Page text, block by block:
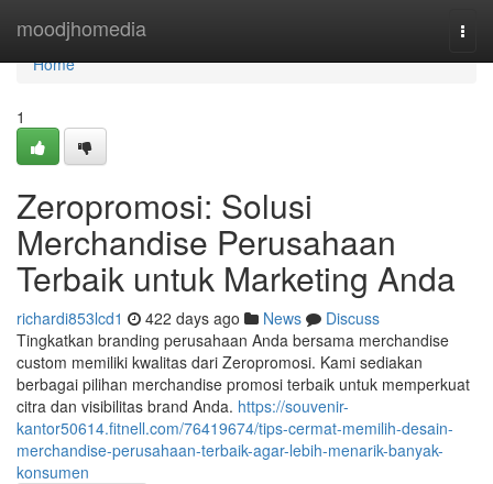
moodjhomedia
Home
Home
1
Zeropromosi: Solusi
Merchandise Perusahaan
Terbaik untuk Marketing Anda
richardi853lcd1 422 days ago News
Discuss
Tingkatkan branding perusahaan Anda bersama merchandise
custom memiliki kwalitas dari Zeropromosi. Kami sediakan
berbagai pilihan merchandise promosi terbaik untuk memperkuat
citra dan visibilitas brand Anda. https://souvenir-
kantor50614.fitnell.com/76419674/tips-cermat-memilih-desain-
merchandise-perusahaan-terbaik-agar-lebih-menarik-banyak-
konsumen